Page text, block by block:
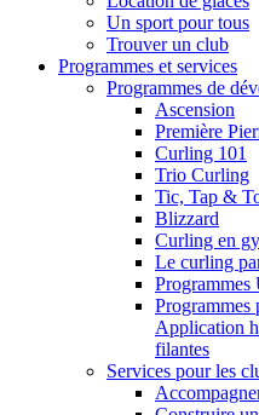
Un sport pour tous
Trouver un club
Programmes et services
Programmes de
Ascension
Première
Curling 101
Trio Curling
Tic, Tap &
Blizzard
Curling en
Le curling
Programmes
Application
filantes
Services pour les